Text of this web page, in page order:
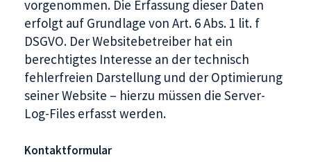
vorgenommen. Die Erfassung dieser Daten
erfolgt auf Grundlage von Art. 6 Abs. 1 lit. f
DSGVO. Der Websitebetreiber hat ein
berechtigtes Interesse an der technisch
fehlerfreien Darstellung und der Optimierung
seiner Website – hierzu müssen die Server-
Log-Files erfasst werden.
Kontaktformular